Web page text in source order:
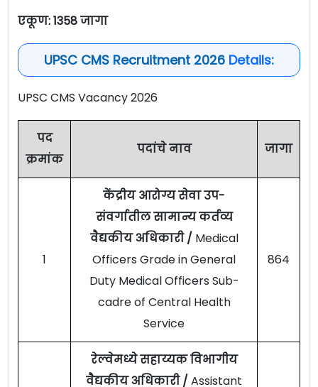
एकूण: 1358 जागा
UPSC CMS Recruitment 2026 Details:
UPSC CMS Vacancy 2026
पद
क्रमांक
पदांचे नाव जागा
1
केंद्रीय आरोग्य सेवा उप-
संवर्गातील सामान्य कर्तव्य
वैद्यकीय अधिकारी / Medical
Officers Grade in General
Duty Medical Officers Sub-
cadre of Central Health
Service
864
रेल्वेमध्ये सहाय्यक विभागीय
वैद्यकीय अधिकारी / Assistant